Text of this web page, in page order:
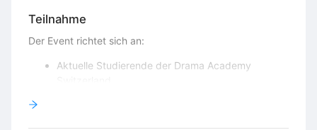
Teilnahme
Der Event richtet sich an:
Aktuelle Studierende der Drama Academy